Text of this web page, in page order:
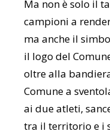
Ma non è solo il
campioni a
ma anche il
il logo del
oltre alla
Comune a
ai due atleti,
tra il territorio e i